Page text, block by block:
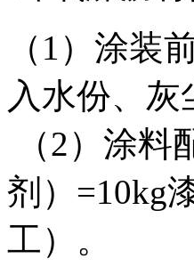
（1）涂装
入水份、
（2）涂料
剂）=10kg
工）。